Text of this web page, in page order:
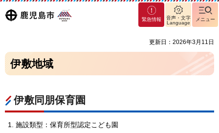
鹿児島
マグ
マシ
緊急情報
音声・文字
Language
メニュー
更新日：2026年3月11日
伊敷地域
伊敷同朋保育園
施設類型：保育所型認定こども園